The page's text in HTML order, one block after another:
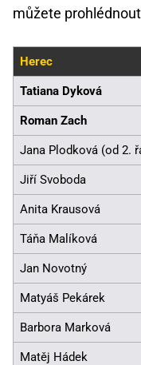
můžete
Herec
Tatiana Dyková
Roman Zach
Jana Plodková (od 2.
Jiří Svoboda
Anita Krausová
Táňa Malíková
Jan Novotný
Matyáš Pekárek
Barbora Marková
Matěj Hádek